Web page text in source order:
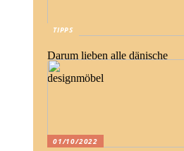
TIPPS
Darum lieben alle dänische
designmöbel
01/10/2022